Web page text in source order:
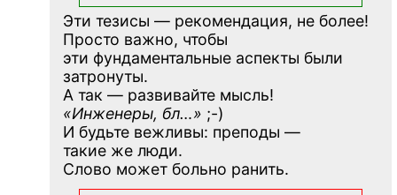
Эти тезисы — рекомендация, не более!
Просто важно, чтобы
эти фундаментальные аспекты были
затронуты.
А так — развивайте мысль!
«Инженеры, бл…» ;-)
И будьте вежливы: преподы —
такие же люди.
Слово может больно ранить.